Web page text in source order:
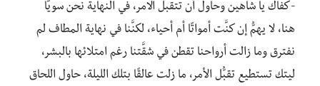
-كفاك يا شاهين وحاول أن تتقبل الامر، في النهاية نحن سويًّا
هنا، لا يهمُّ إن كنَّت أمواتًا أم أحياء، لكنَّنا في نهاية المطاف لم
نفترق وما زالت أرواحنا تقطن في شقَّتنا رغم امتلائها بالبشر،
ليتك تستطيع تقبُّل الأمر، ما زلت عالقًا بتلك الليلة، حاول اللحاق